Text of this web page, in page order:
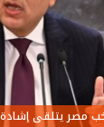
مصر يتلقى